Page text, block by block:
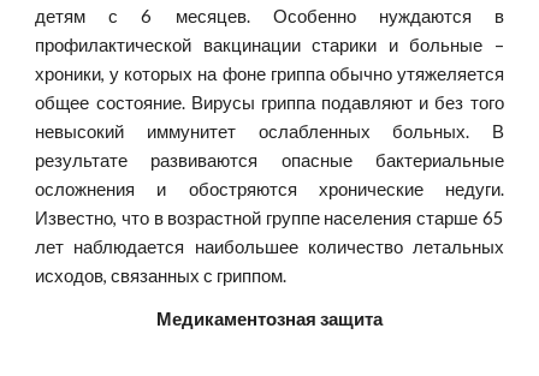
детям с 6 месяцев. Особенно нуждаются в
профилактической вакцинации старики и больные –
хроники, у которых на фоне гриппа обычно утяжеляется
общее состояние. Вирусы гриппа подавляют и без того
невысокий иммунитет ослабленных больных. В
результате развиваются опасные бактериальные
осложнения и обостряются хронические недуги.
Известно, что в возрастной группе населения старше 65
лет наблюдается наибольшее количество летальных
исходов, связанных с гриппом.
Медикаментозная защита